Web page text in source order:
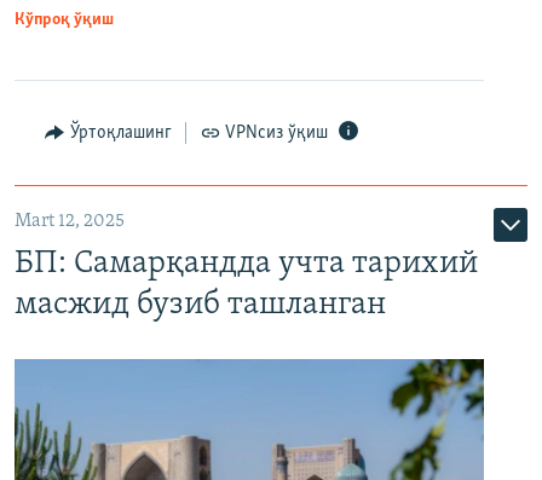
Кўпроқ ўқиш
Ўртоқлашинг VPNсиз ўқиш
Mart 12, 2025
БП: Самарқандда учта тарихий
масжид бузиб ташланган